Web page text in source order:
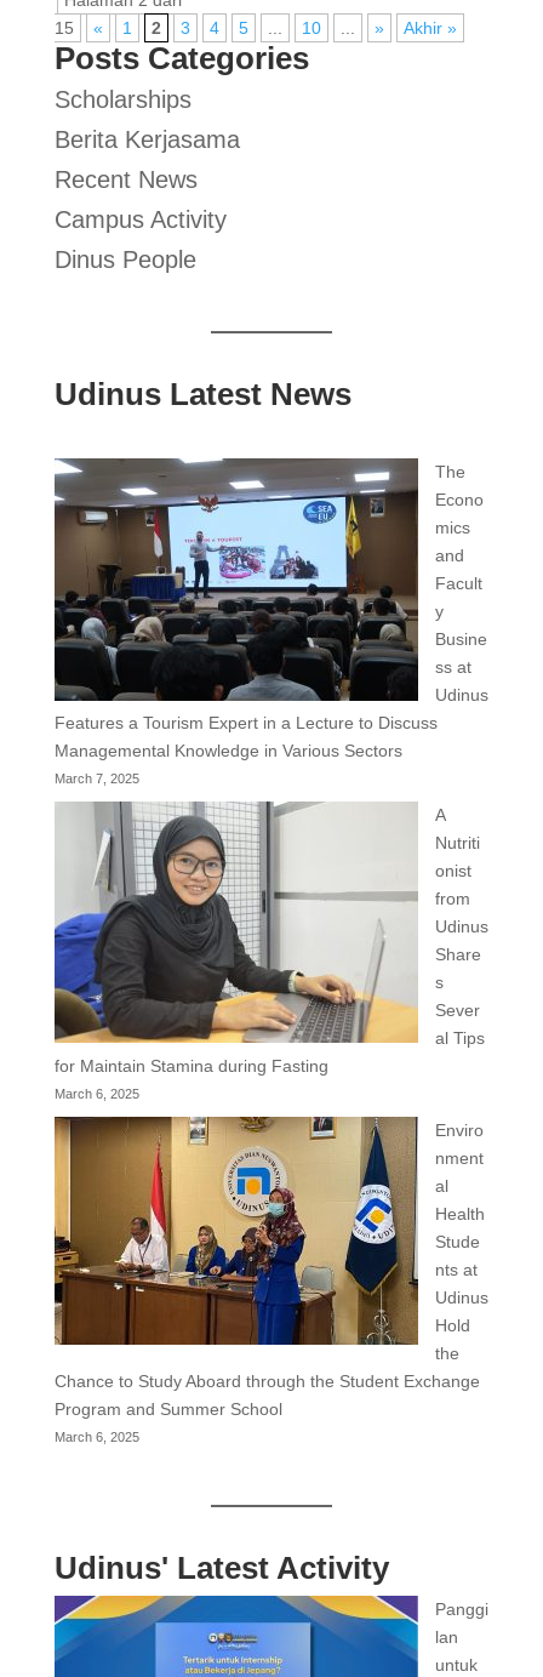
15
« 1 2 3 4 5 10 » Akhir »
Posts Categories
Scholarships
Berita Kerjasama
Recent News
Campus Activity
Dinus People
Udinus Latest News
The
Econo
mics
and
Facult
y
Busine
ss at
Udinus
Features a Tourism Expert in a Lecture to Discuss
Managemental Knowledge in Various Sectors
March 7, 2025
A
Nutriti
onist
from
Udinus
Share
s
Sever
al Tips
for Maintain Stamina during Fasting
March 6, 2025
Enviro
nment
al
Health
Stude
nts at
Udinus
Hold
the
Chance to Study Aboard through the Student Exchange
Program and Summer School
March 6, 2025
Udinus' Latest Activity
Panggi
lan
untuk